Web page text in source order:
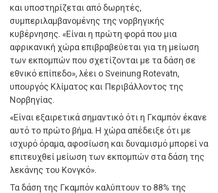
και υποστηρίζεται από δωρητές,
συμπεριλαμβανομένης της νορβηγικής
κυβέρνησης. «Είναι η πρώτη φορά που μια
αφρικανική χώρα επιβραβεύεται για τη μείωση
των εκπομπών που σχετίζονται με τα δάση σε
εθνικό επίπεδο», λέει ο Sveinung Rotevatn,
υπουργός Κλίματος και Περιβάλλοντος της
Νορβηγίας.
«Είναι εξαιρετικά σημαντικό ότι η Γκαμπόν έκανε
αυτό το πρώτο βήμα. Η χώρα απέδειξε ότι με
ισχυρό όραμα, αφοσίωση και δυναμισμό μπορεί να
επιτευχθεί μείωση των εκπομπών στα δάση της
λεκάνης του Κονγκό».
Τα δάση της Γκαμπόν καλύπτουν το 88% της